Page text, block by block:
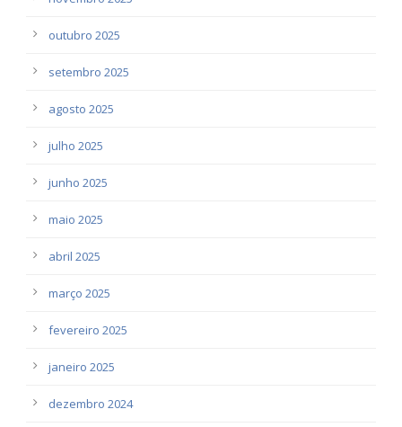
outubro 2025
setembro 2025
agosto 2025
julho 2025
junho 2025
maio 2025
abril 2025
março 2025
fevereiro 2025
janeiro 2025
dezembro 2024